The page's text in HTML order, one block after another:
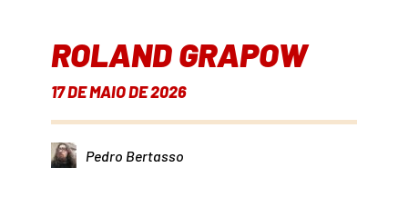
ROLAND GRAPOW
17 DE MAIO DE 2026
Pedro Bertasso